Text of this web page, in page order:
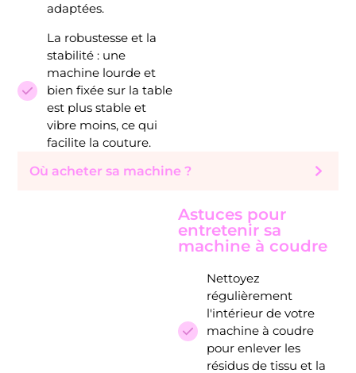
adaptées.
La robustesse et la
stabilité : une
machine lourde et
bien fixée sur la table
est plus stable et
vibre moins, ce qui
facilite la couture.
Où acheter sa machine ?
Astuces pour
entretenir sa
machine à coudre
Nettoyez
régulièrement
l'intérieur de votre
machine à coudre
pour enlever les
résidus de tissu et la